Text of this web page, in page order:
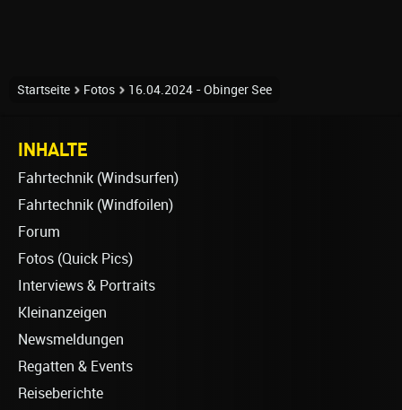
Startseite Fotos 16.04.2024 - Obinger See
INHALTE
Fahrtechnik (Windsurfen)
Fahrtechnik (Windfoilen)
Forum
Fotos (Quick Pics)
Interviews & Portraits
Kleinanzeigen
Newsmeldungen
Regatten & Events
Reiseberichte